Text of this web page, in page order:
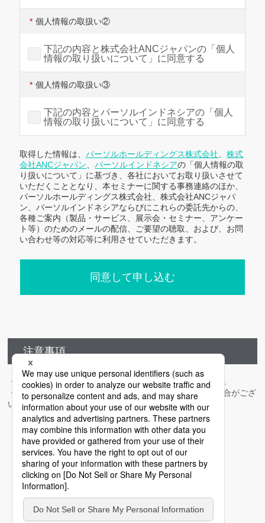
* 個人情報の取扱い②
下記の内容と株式会社ANCジャパンの「個人
情報の取り扱いについて」に同意する
* 個人情報の取扱い③
下記の内容とパーソルインドネシアの「個人
情報の取り扱いについて」に同意する
取得した情報は、パーソルホールディングス株式会社、株式
会社ANCジャパン、パーソルインドネシアの「個人情報の取
り扱いについて 」 に基づき、各社においてお取り扱いさせて
いただくこととなり、本セミナーに関する事務連絡のほか、
パーソルホールディングス株式会社、株式会社ANCジャパ
ン、パーソルインドネシアならびにこれらの委託先からの、
各種ご案内（製品・サービス、展示会・セミナー、アンケー
ト等）のためのメールの配信、ご要望の聴取、および、お問
い合わせ等の対応等に利用させていただきます。
同意して申し込む
注意事項
・当セミナーの録画配信、アーカイブ配信はいたしません。
・同業他社にあたる方からのお申し込みはお断りをする場合がござ
います。
お問い合わせ
PERSOL HOLDINGS CO., LTD.
✉global@persol.co.jp